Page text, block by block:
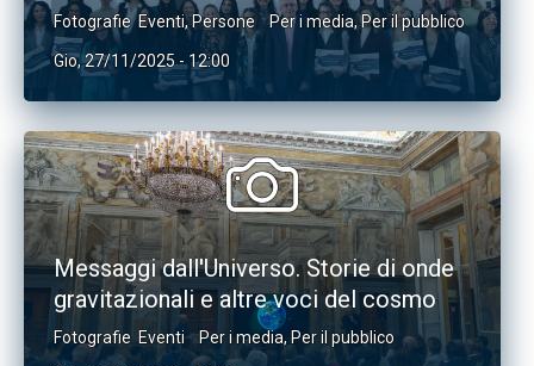
Fotografie Eventi,Persone Per i media,Per il pubblico
Gio, 27/11/2025 - 12:00
Messaggi dall'Universo. Storie di onde
gravitazionali e altre voci del cosmo
Fotografie Eventi Per i media, Per il pubblico